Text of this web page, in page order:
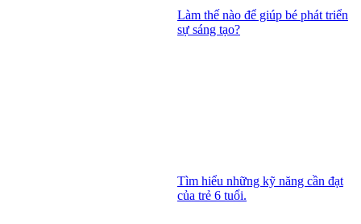
Làm thế nào để giúp bé phát triển
sự sáng tạo?
Tìm hiểu những kỹ năng cần đạt
của trẻ 6 tuổi.